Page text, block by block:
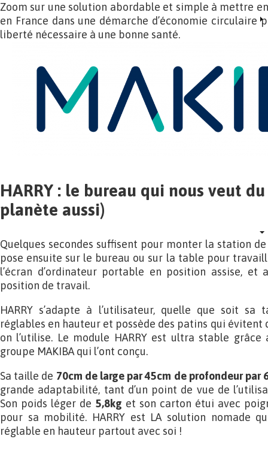
Zoom sur une solution abordable et simple à mettre
en France dans une démarche d’économie circulaire
liberté nécessaire à une bonne santé.
HARRY : le bureau qui nous veut
planète aussi)
Quelques secondes suffisent pour monter la station de
pose ensuite sur le bureau ou sur la table pour
l’écran d’ordinateur portable en position assise, et
position de travail.
HARRY s’adapte à l’utilisateur, quelle que soit
réglables en hauteur et possède des patins qui évitent
on l’utilise. Le module HARRY est ultra stable
groupe MAKIBA qui l’ont conçu.
Sa taille de 70cm de large par 45cm de profondeur par
grande adaptabilité, tant d’un point de vue de
Son poids léger de 5,8kg et son carton étui avec
pour sa mobilité. HARRY est LA solution nomade
réglable en hauteur partout avec soi !